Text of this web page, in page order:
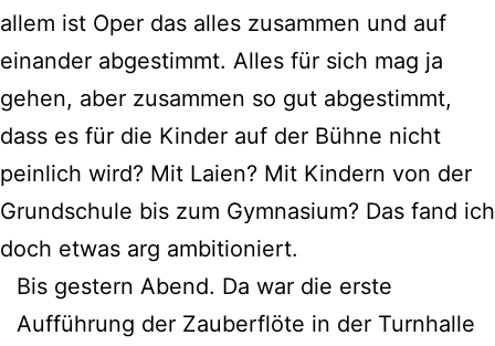
allem ist Oper das alles zusammen und auf
einander abgestimmt. Alles für sich mag ja
gehen, aber zusammen so gut abgestimmt,
dass es für die Kinder auf der Bühne nicht
peinlich wird? Mit Laien? Mit Kindern von der
Grundschule bis zum Gymnasium? Das fand ich
doch etwas arg ambitioniert.
Bis gestern Abend. Da war die erste
Aufführung der Zauberflöte in der Turnhalle